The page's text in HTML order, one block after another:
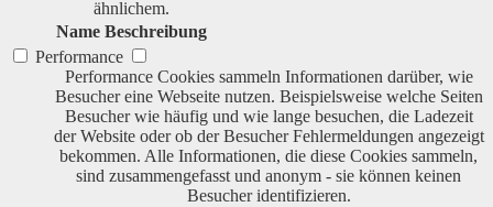
ähnlichem.
Name Beschreibung
Performance
Performance Cookies sammeln Informationen darüber, wie
Besucher eine Webseite nutzen. Beispielsweise welche Seiten
Besucher wie häufig und wie lange besuchen, die Ladezeit
der Website oder ob der Besucher Fehlermeldungen angezeigt
bekommen. Alle Informationen, die diese Cookies sammeln,
sind zusammengefasst und anonym - sie können keinen
Besucher identifizieren.